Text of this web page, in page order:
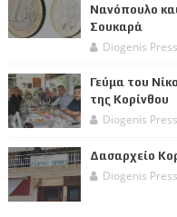
Νανόπουλο
Σουκαρά
Diogenis
Γεύμα του
της Κορίνθου
Diogenis
Δασαρχείο
Diogenis